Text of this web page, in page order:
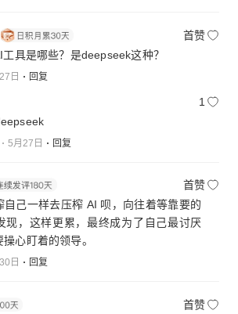
首赞
具是哪些？是deepseek这种？
日 回复
1
5月27日 回复
首赞
自己一样去压榨 AI 呗，向往着等靠要的
现，这样更累，最终成为了自己最讨厌
心盯着的领导。
日 回复
首赞